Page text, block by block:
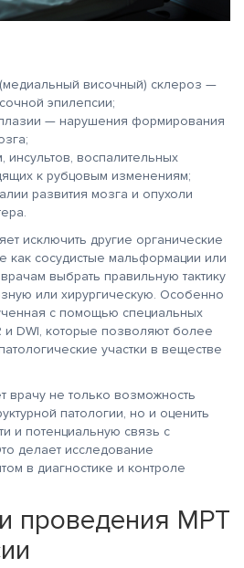
височный) склероз —
эпилепсии;
— нарушения формирования
инсультов, воспалительных
к рубцовым изменениям;
развития мозга и опухоли
исключить другие органические
как сосудистые мальформации или
выбрать правильную тактику
или хирургическую. Особенно
с помощью специальных
и DWI, которые позволяют более
участки в веществе
врачу не только возможность
патологии, но и оценить
и потенциальную связь с
делает исследование
в диагностике и контроле
проведения МРТ